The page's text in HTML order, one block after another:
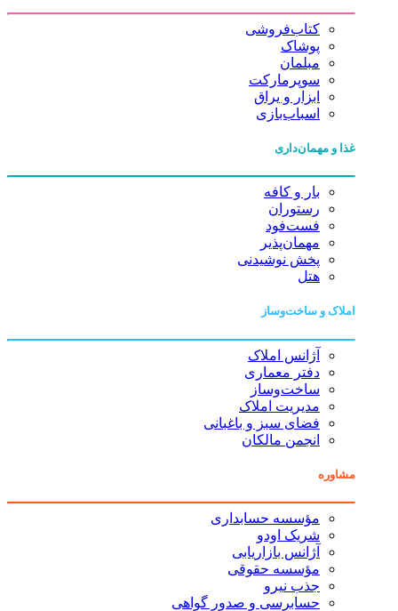
کتاب‌فروشی
پوشاک
مبلمان
سوپرمارکت
ابزار و یراق
اسباب‌بازی
غذا و مهمان‌داری
بار و کافه
رستوران
فست‌فود
مهمان‌پذیر
پخش نوشیدنی
هتل
املاک و ساخت‌وساز
آژانس املاک
دفتر معماری
ساخت‌وساز
مدیریت املاک
فضای سبز و باغبانی
انجمن مالکان
مشاوره
مؤسسه حسابداری
شریک اودو
آژانس بازاریابی
مؤسسه حقوقی
جذب نیرو
حسابرسی و صدور گواهی